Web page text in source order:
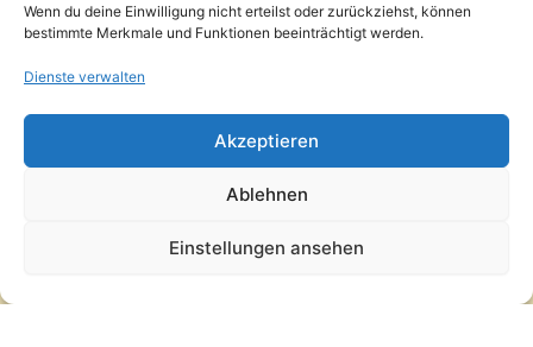
Wenn du deine Einwilligung nicht erteilst oder zurückziehst, können
bestimmte Merkmale und Funktionen beeinträchtigt werden.
Dienste verwalten
Akzeptieren
Ablehnen
Einstellungen ansehen
Versand und Lieferung
Zahlungsarten
Copyright © 2026 Pfandpirat | Präsentiert vonZimmermanns
Internet & PR-Beratung
Instagram